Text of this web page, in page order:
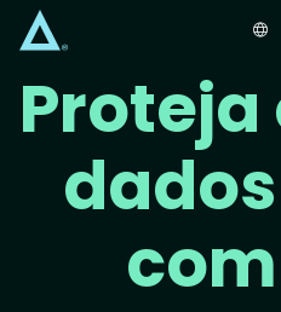
Proteja